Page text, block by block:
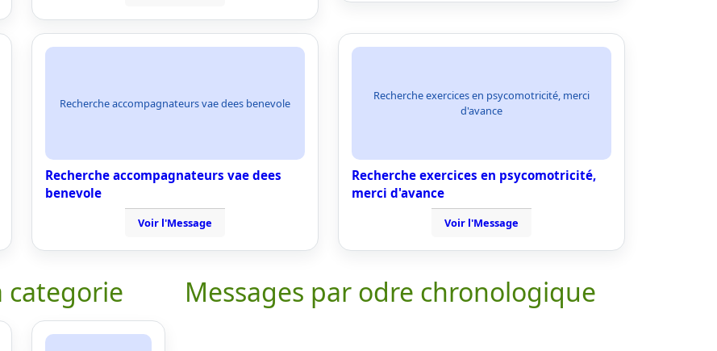
Recherche accompagnateurs vae dees benevole
Recherche accompagnateurs vae dees
benevole
Voir l'Message
Recherche exercices en psycomotricité, merci
d'avance
Recherche exercices en psycomotricité,
merci d'avance
Voir l'Message
categorie Messages par odre chronologique